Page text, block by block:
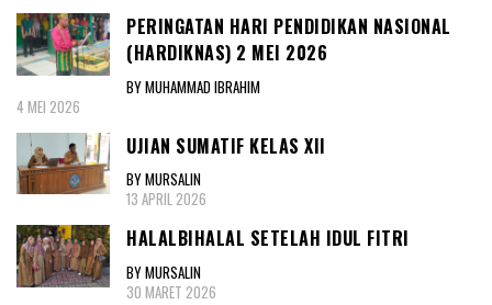
PERINGATAN HARI PENDIDIKAN NASIONAL
(HARDIKNAS) 2 MEI 2026
BY MUHAMMAD IBRAHIM
4 MEI 2026
UJIAN SUMATIF KELAS XII
BY MURSALIN
13 APRIL 2026
HALALBIHALAL SETELAH IDUL FITRI
BY MURSALIN
30 MARET 2026